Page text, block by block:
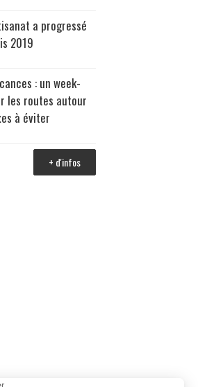
a progressé
2019
: un week-
les routes autour
à éviter
+ d'infos